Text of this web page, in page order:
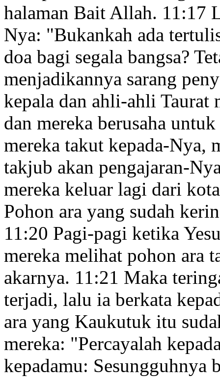
halaman Bait Allah. 11:17
Nya: "Bukankah ada
doa bagi segala bangsa?
menjadikannya sarang
kepala dan ahli-ahli Taurat
dan mereka berusaha
mereka takut kepada-Nya,
takjub akan pengajaran-
mereka keluar lagi dari
Pohon ara yang sudah
11:20 Pagi-pagi ketika
mereka melihat pohon ara
akarnya. 11:21 Maka
terjadi, lalu ia berkata
ara yang Kaukutuk itu
mereka: "Percayalah
kepadamu: Sesungguhnya